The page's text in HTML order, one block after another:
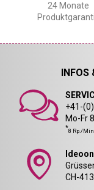
24 Monate
INFOS
+41-
Mo-Fr
*8 Rp./
CH-